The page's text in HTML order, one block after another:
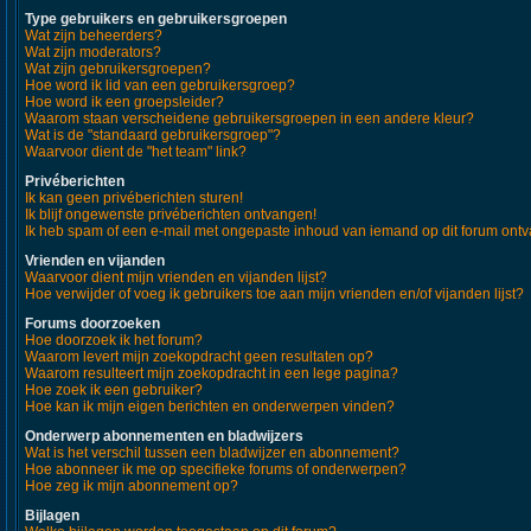
Type gebruikers en gebruikersgroepen
Wat zijn beheerders?
Wat zijn moderators?
Wat zijn gebruikersgroepen?
Hoe word ik lid van een gebruikersgroep?
Hoe word ik een groepsleider?
Waarom staan verscheidene gebruikersgroepen in een andere kleur?
Wat is de "standaard gebruikersgroep"?
Waarvoor dient de "het team" link?
Privéberichten
Ik kan geen privéberichten sturen!
Ik blijf ongewenste privéberichten ontvangen!
Ik heb spam of een e-mail met ongepaste inhoud van iemand op dit forum
Vrienden en vijanden
Waarvoor dient mijn vrienden en vijanden lijst?
Hoe verwijder of voeg ik gebruikers toe aan mijn vrienden en/of vijanden lijst?
Forums doorzoeken
Hoe doorzoek ik het forum?
Waarom levert mijn zoekopdracht geen resultaten op?
Waarom resulteert mijn zoekopdracht in een lege pagina?
Hoe zoek ik een gebruiker?
Hoe kan ik mijn eigen berichten en onderwerpen vinden?
Onderwerp abonnementen en bladwijzers
Wat is het verschil tussen een bladwijzer en abonnement?
Hoe abonneer ik me op specifieke forums of onderwerpen?
Hoe zeg ik mijn abonnement op?
Bijlagen